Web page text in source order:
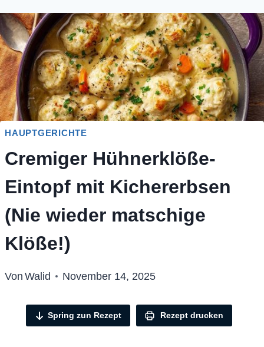
HAUPTGERICHTE
Cremiger Hühnerklöße-
Eintopf mit Kichererbsen
(Nie wieder matschige
Klöße!)
Von Walid November 14, 2025
Spring zun Rezept Rezept drucken